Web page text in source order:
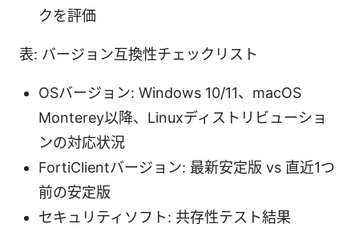
クを評価
表: バージョン互換性チェックリスト
OSバージョン: Windows 10/11、macOS
Monterey以降、Linuxディストリビューショ
ンの対応状況
FortiClientバージョン: 最新安定版 vs 直近1つ
前の安定版
セキュリティソフト: 共存性テスト結果